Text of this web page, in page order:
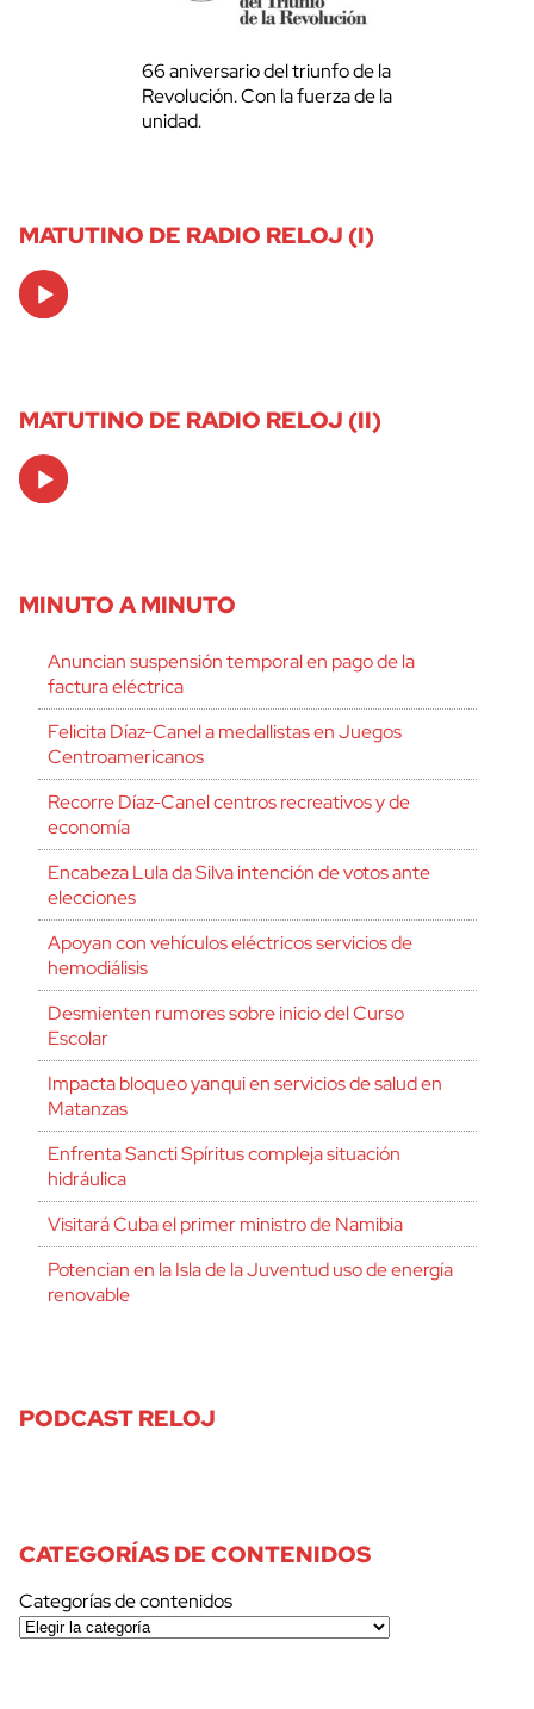
66 aniversario del triunfo de la
Revolución. Con la fuerza de la
unidad.
MATUTINO DE RADIO RELOJ (I)
Audio
Player
MATUTINO DE RADIO RELOJ (II)
Audio
Player
MINUTO A MINUTO
Anuncian suspensión temporal en pago de la
factura eléctrica
Felicita Díaz-Canel a medallistas en Juegos
Centroamericanos
Recorre Díaz-Canel centros recreativos y de
economía
Encabeza Lula da Silva intención de votos ante
elecciones
Apoyan con vehículos eléctricos servicios de
hemodiálisis
Desmienten rumores sobre inicio del Curso
Escolar
Impacta bloqueo yanqui en servicios de salud en
Matanzas
Enfrenta Sancti Spíritus compleja situación
hidráulica
Visitará Cuba el primer ministro de Namibia
Potencian en la Isla de la Juventud uso de energía
renovable
PODCAST RELOJ
CATEGORÍAS DE CONTENIDOS
Categorías de contenidos